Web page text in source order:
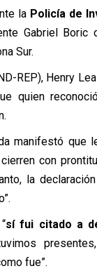
la Policía de
Gabriel Boric
Sur.
REP), Henry
quien
manifestó que
con
la
sí fui citado a
fue”.